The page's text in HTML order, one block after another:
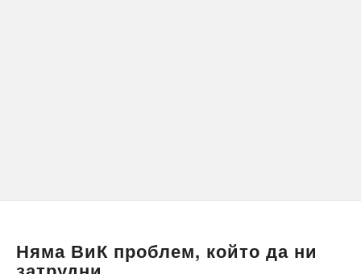
Няма ВиК проблем, който да ни